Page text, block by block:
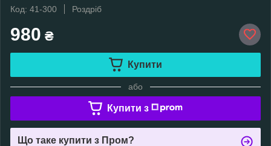
Код: 41-300
Роздріб
980 ₴
Купити
або
Купити з
Що таке купити з Пром?